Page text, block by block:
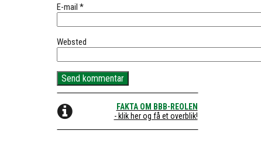
E-mail *
Websted
FAKTA OM BBB-REOLEN
- klik her og få et overblik!